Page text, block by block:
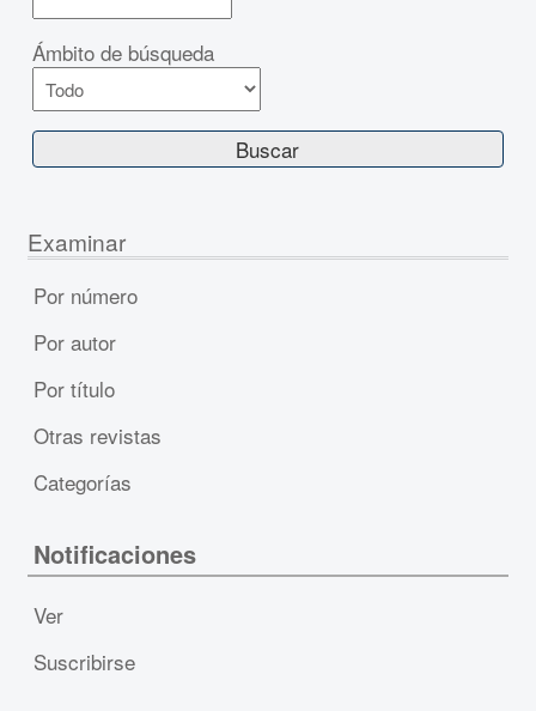
Ámbito de búsqueda
Examinar
Por número
Por autor
Por título
Otras revistas
Categorías
Notificaciones
Ver
Suscribirse